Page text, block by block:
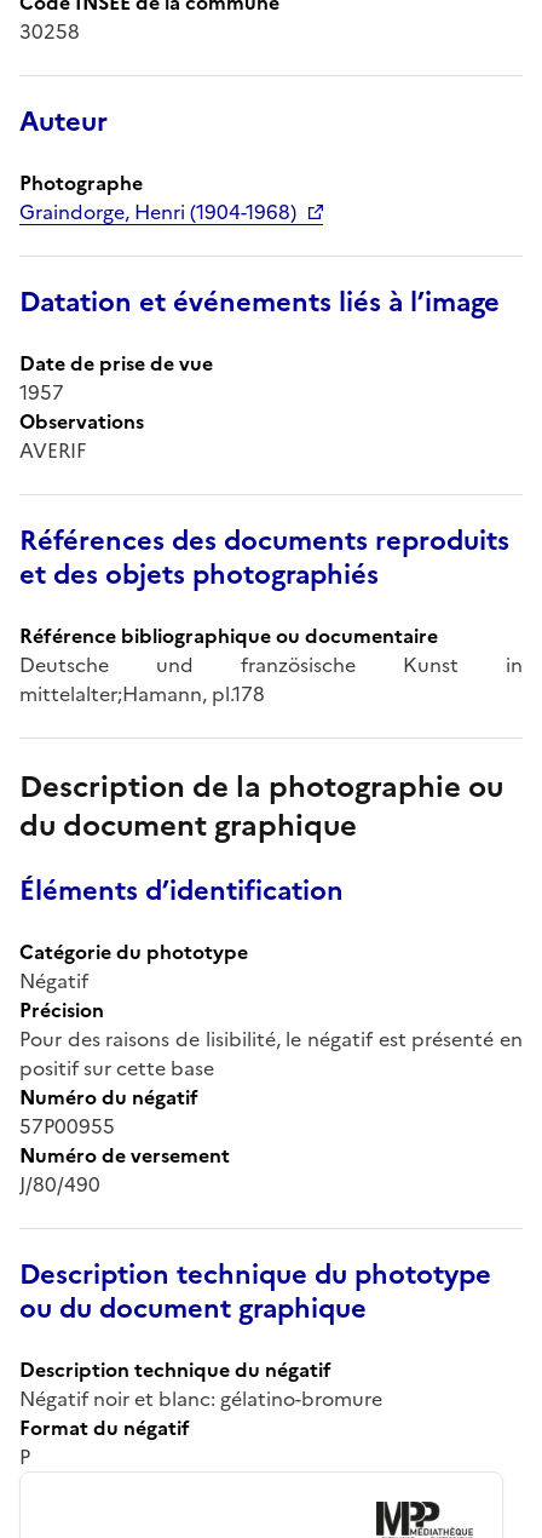
30258
Auteur
Photographe
Graindorge, Henri (1904-1968)
Datation et événements liés à l’image
Date de prise de vue
1957
Observations
AVERIF
Références des documents reproduits
et des objets photographiés
Référence bibliographique ou documentaire
Deutsche und französische Kunst in
mittelalter;Hamann, pl.178
Description de la photographie ou
du document graphique
Éléments d’identification
Catégorie du phototype
Négatif
Précision
Pour des raisons de lisibilité, le négatif est présenté en
positif sur cette base
Numéro du négatif
57P00955
Numéro de versement
J/80/490
Description technique du phototype
ou du document graphique
Description technique du négatif
Négatif noir et blanc: gélatino-bromure
Format du négatif
P